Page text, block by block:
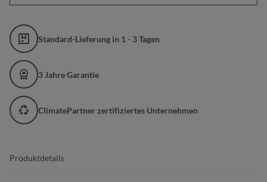
Standard-Lieferung in 1 - 3 Tagen
3 Jahre Garantie
ClimatePartner zertifiziertes Unternehmen
Produktdetails